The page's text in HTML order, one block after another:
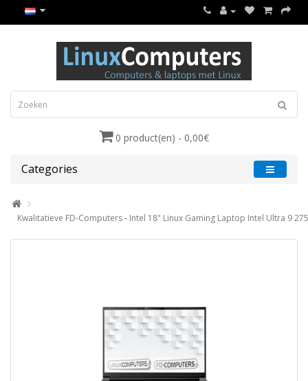
0 product(en) - 0,00€
Categories
Kwalitatieve FD-Computers - Intel 18" Linux Gaming Laptop Intel Ultra 9